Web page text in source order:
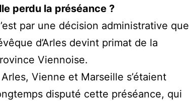
perdu la préséance ?
par une décision administrative que
d’Arles devint primat de la
Viennoise.
Arles, Vienne et Marseille s’étaient
disputé cette préséance, qui